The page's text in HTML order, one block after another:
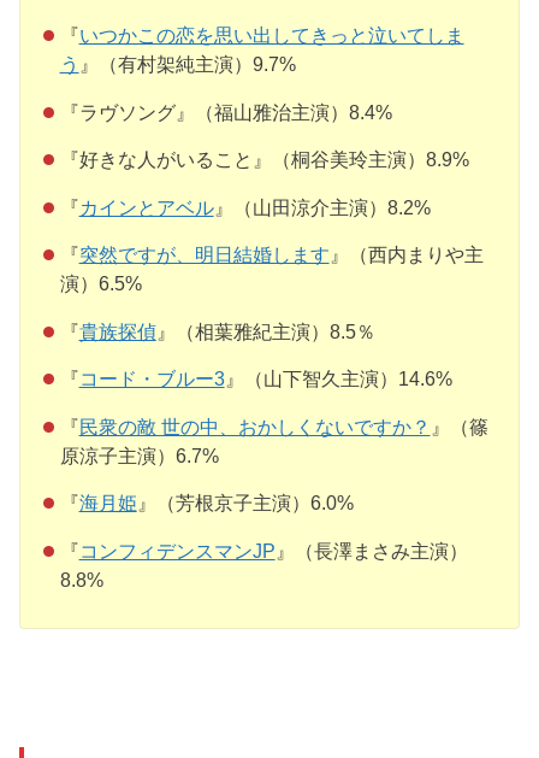
『いつかこの恋を思い出してきっと泣いてしま
う 』（有村架純主演）9.7%
『ラヴソング』（福山雅治主演）8.4%
『好きな人がいること』（桐谷美玲主演）8.9%
『カインとアベル』（山田涼介主演）8.2%
『突然ですが、明日結婚します 』（西内まりや主
演）6.5%
『貴族探偵』（相葉雅紀主演）8.5％
『コード・ブルー3』（山下智久主演）14.6%
『民衆の敵 世の中、おかしくないですか？ 』（篠
原涼子主演）6.7%
『海月姫 』（芳根京子主演）6.0%
『コンフィデンスマンJP 』（長澤まさみ主演）
8.8%